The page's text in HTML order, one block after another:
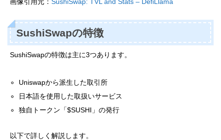
画像引用元： SushiSwap: TVL and Stats – DefiLlama
SushiSwapの特徴
SushiSwapの特徴は主に3つあります。
Uniswapから派生した取引所
日本語を使用した取扱いサービス
独自トークン「$SUSHI」の発行
以下で詳しく解説します。